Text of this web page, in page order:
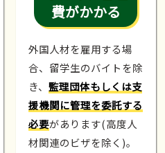
費がかかる
外国人材を雇用する場
合、留学生のバイトを除
き、 監理団体もしくは支
援機関に管理を委託する
必要があります(高度人
材関連のビザを除く)。